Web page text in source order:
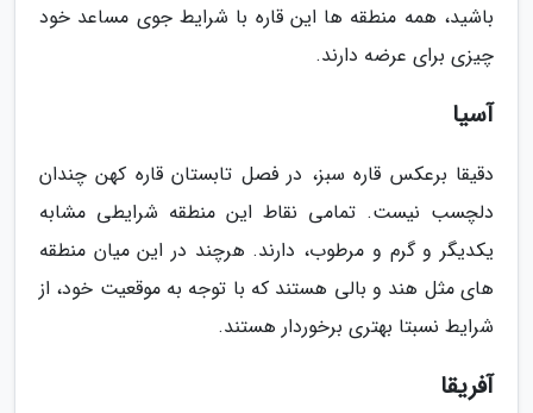
باشید، همه منطقه ها این قاره با شرایط جوی مساعد خود
چیزی برای عرضه دارند.
آسیا
دقیقا برعکس قاره سبز، در فصل تابستان قاره کهن چندان
دلچسب نیست. تمامی نقاط این منطقه شرایطی مشابه
یکدیگر و گرم و مرطوب، دارند. هرچند در این میان منطقه
های مثل هند و بالی هستند که با توجه به موقعیت خود، از
شرایط نسبتا بهتری برخوردار هستند.
آفریقا